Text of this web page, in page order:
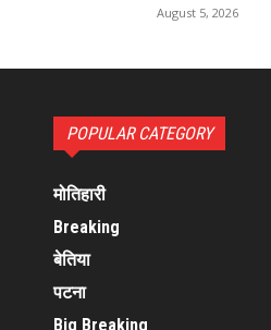
August 5, 2026
POPULAR CATEGORY
मोतिहारी
Breaking
बेतिया
पटना
Big Breaking